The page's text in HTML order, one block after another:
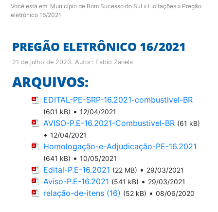
Você está em: Município de Bom Sucesso do Sul » Licitações » Pregão
eletrônico 16/2021
PREGÃO ELETRÔNICO 16/2021
21 de julho de 2023. Autor: Fabio Zanela
ARQUIVOS:
EDITAL-PE-SRP-16.2021-combustivel-BR
(601 kB) • 12/04/2021
AVISO-P.E-16.2021-Combustivel-BR (61 kB)
• 12/04/2021
Homologação-e-Adjudicação-PE-16.2021
(641 kB) • 10/05/2021
Edital-P.E-16.2021 (22 MB) • 29/03/2021
Aviso-P.E-16.2021 (541 kB) • 29/03/2021
relação-de-itens (16) (52 kB) • 08/06/2020